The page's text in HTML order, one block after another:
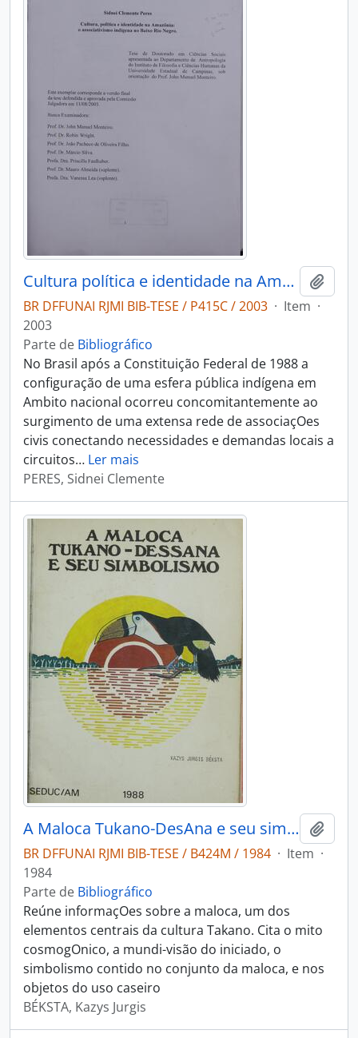
Cultura política e identidade na Amazonia: o associativismo indígena no Baixo Rio Negro
BR DFFUNAI RJMI BIB-TESE / P415C / 2003 · Item ·
2003
Parte de Bibliográfico
No Brasil após a Constituição Federal de 1988 a
configuração de uma esfera pública indígena em
Ambito nacional ocorreu concomitantemente ao
surgimento de uma extensa rede de associaçOes
civis conectando necessidades e demandas locais a
circuitos… Ler mais
PERES, Sidnei Clemente
A Maloca Tukano-DesAna e seu simbolismo
BR DFFUNAI RJMI BIB-TESE / B424M / 1984 · Item ·
1984
Parte de Bibliográfico
Reúne informaçOes sobre a maloca, um dos
elementos centrais da cultura Takano. Cita o mito
cosmogOnico, a mundi-visão do iniciado, o
simbolismo contido no conjunto da maloca, e nos
objetos do uso caseiro
BÉKSTA, Kazys Jurgis